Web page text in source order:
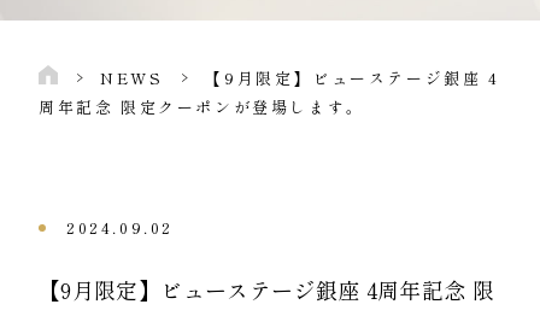
NEWS
​​【9月限定】ビューステージ銀座 4
周年記念 ​限定クーポンが登場します。
2024.09.02
​​【9月限定】ビューステージ銀座 4周年記念 ​限